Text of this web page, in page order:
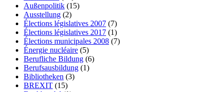
Außenpolitik (15)
Ausstellung (2)
Élections législatives 2007 (7)
Élections législatives 2017 (1)
Élections municipales 2008 (7)
Énergie nucléaire (5)
Berufliche Bildung (6)
Berufsausbildung (1)
Bibliotheken (3)
BREXIT (15)